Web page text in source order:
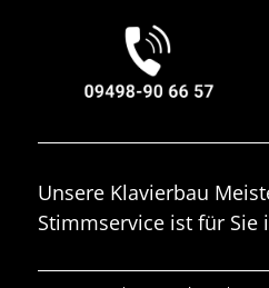
Unsere Klavierbau
Stimmservice ist für Sie